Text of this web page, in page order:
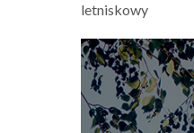
letniskowy